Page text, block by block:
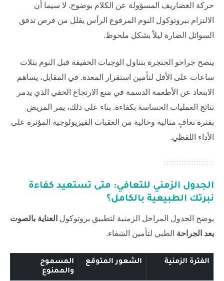
حركة الغضاريف المسؤولة عن الكلام بوضوح. لا سيما أن
الالتزام ببروتوكول النوم المرفوع الرأس يقلل من فرص تدفق
السوائل الضارة ليلاً بشكل ملحوظ.
ينصح جراحو الحنجرة بتناول الوجبات الخفيفة قبل النوم بثلاث
ساعات على الأقل لتأمين استقرار المعدة. في المقابل، يساهم
الابتعاد عن الأطعمة الدسمة في منع الارتجاع الخفي الذي يدمر
نتائج العمليات الحساسة بكفاءة. بناء على ذلك، يمر المريض
بفترة تعافٍ مثالية وخالية من العقبات الفيزيولوجية المؤثرة على
الأداء اللفظي.
الجدول الزمني للتعافي: متى تستعيد كفاءة
نبرتك الطبيعية بالكامل؟
يوضح الجدول المراحل الزمنية لتطبيق بروتوكول العناية بالصوت
بعد الجراحة الطبي لتأمين الشفاء.
الفترة الزمنية الشعور المتوقع
المسموح
والممنوع